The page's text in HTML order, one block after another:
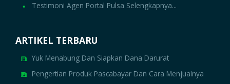
Testimoni Agen Portal Pulsa Selengkapnya...
ARTIKEL TERBARU
Yuk Menabung Dan Siapkan Dana Darurat
Pengertian Produk Pascabayar Dan Cara Menjualnya